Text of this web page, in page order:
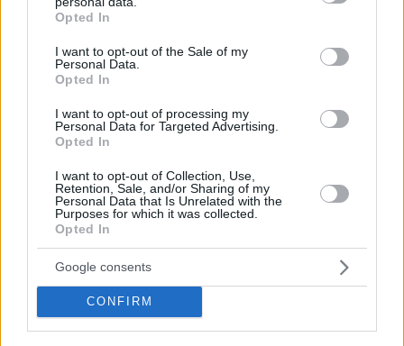
grant or deny consent to Google and its third-party tags to
use your data for below specified purposes in below Google
consent section.
Opted In
I want to opt-out of the Sale of my
Personal Data.
Opted In
I want to opt-out of processing my
Personal Data for Targeted Advertising.
Opted In
I want to opt-out of Collection, Use,
Retention, Sale, and/or Sharing of my
Personal Data that Is Unrelated with the
Purposes for which it was collected.
Opted In
Google consents
CONFIRM
οργίων
Thema Insights
Ακολουθήστε τοprotothema.gr στο Google News
και μάθετε πρώτοι όλες τις ειδήσεις
Δείτε όλες τις τελευταίεςΕιδήσειςαπό την Ελλάδα
και τον Κόσμο, τη στιγμή που συμβαίνουν, στο
Protothema.gr